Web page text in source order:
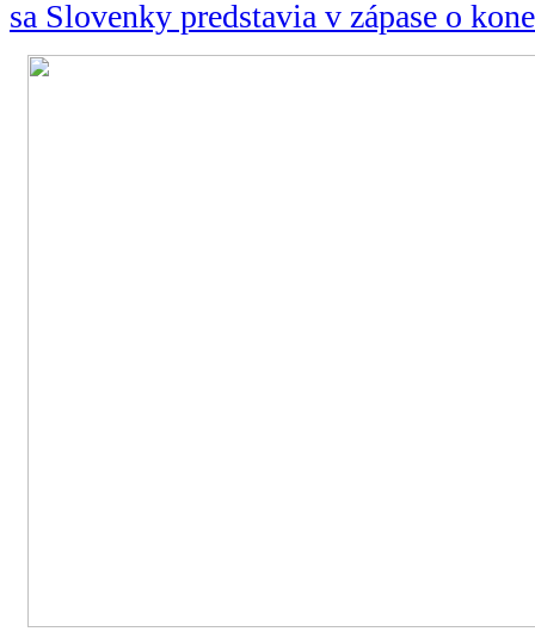
sa Slovenky predstavia v zápase o